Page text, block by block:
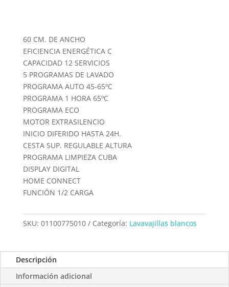
60 CM. DE ANCHO
EFICIENCIA ENERGÉTICA C
CAPACIDAD 12 SERVICIOS
5 PROGRAMAS DE LAVADO
PROGRAMA AUTO 45-65ºC
PROGRAMA 1 HORA 65ºC
PROGRAMA ECO
MOTOR EXTRASILENCIO
INICIO DIFERIDO HASTA 24H.
CESTA SUP. REGULABLE ALTURA
PROGRAMA LIMPIEZA CUBA
DISPLAY DIGITAL
HOME CONNECT
FUNCIÓN 1/2 CARGA
SKU: 01100775010 Categoría: Lavavajillas blancos
Descripción
Información adicional